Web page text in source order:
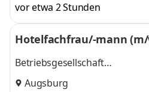
vor etwa 2 Stunden
Hotelfachfrau/-mann
Betriebsgesellschaft
Umweltforschungsstation
Augsburg